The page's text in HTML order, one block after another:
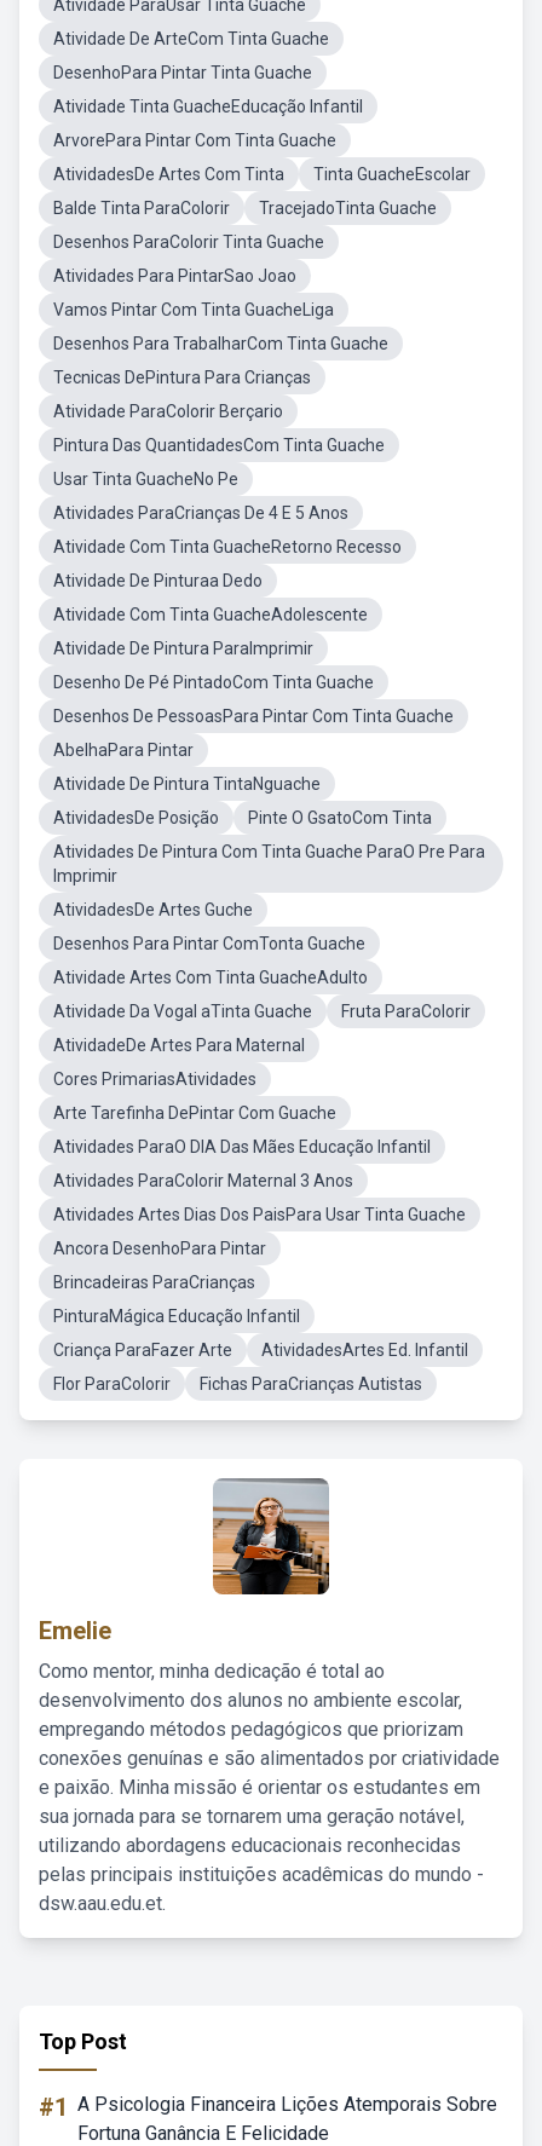
Atividade ParaUsar Tinta Guache
Atividade De ArteCom Tinta Guache
DesenhoPara Pintar Tinta Guache
Atividade Tinta GuacheEducação Infantil
ArvorePara Pintar Com Tinta Guache
AtividadesDe Artes Com Tinta
Tinta GuacheEscolar
Balde Tinta ParaColorir
TracejadoTinta Guache
Desenhos ParaColorir Tinta Guache
Atividades Para PintarSao Joao
Vamos Pintar Com Tinta GuacheLiga
Desenhos Para TrabalharCom Tinta Guache
Tecnicas DePintura Para Crianças
Atividade ParaColorir Berçario
Pintura Das QuantidadesCom Tinta Guache
Usar Tinta GuacheNo Pe
Atividades ParaCrianças De 4 E 5 Anos
Atividade Com Tinta GuacheRetorno Recesso
Atividade De Pinturaa Dedo
Atividade Com Tinta GuacheAdolescente
Atividade De Pintura ParaImprimir
Desenho De Pé PintadoCom Tinta Guache
Desenhos De PessoasPara Pintar Com Tinta Guache
AbelhaPara Pintar
Atividade De Pintura TintaNguache
AtividadesDe Posição
Pinte O GsatoCom Tinta
Atividades De Pintura Com Tinta Guache ParaO Pre Para
Imprimir
AtividadesDe Artes Guche
Desenhos Para Pintar ComTonta Guache
Atividade Artes Com Tinta GuacheAdulto
Atividade Da Vogal aTinta Guache
Fruta ParaColorir
AtividadeDe Artes Para Maternal
Cores PrimariasAtividades
Arte Tarefinha DePintar Com Guache
Atividades ParaO DIA Das Mães Educação Infantil
Atividades ParaColorir Maternal 3 Anos
Atividades Artes Dias Dos PaisPara Usar Tinta Guache
Ancora DesenhoPara Pintar
Brincadeiras ParaCrianças
PinturaMágica Educação Infantil
Criança ParaFazer Arte
AtividadesArtes Ed. Infantil
Flor ParaColorir
Fichas ParaCrianças Autistas
Emelie
Como mentor, minha dedicação é total ao
desenvolvimento dos alunos no ambiente escolar,
empregando métodos pedagógicos que priorizam
conexões genuínas e são alimentados por criatividade
e paixão. Minha missão é orientar os estudantes em
sua jornada para se tornarem uma geração notável,
utilizando abordagens educacionais reconhecidas
pelas principais instituições acadêmicas do mundo -
dsw.aau.edu.et.
Top Post
#1 A Psicologia Financeira Lições Atemporais Sobre
Fortuna Ganância E Felicidade